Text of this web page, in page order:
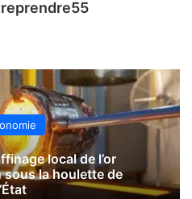
local de l’or
sous la houlette de